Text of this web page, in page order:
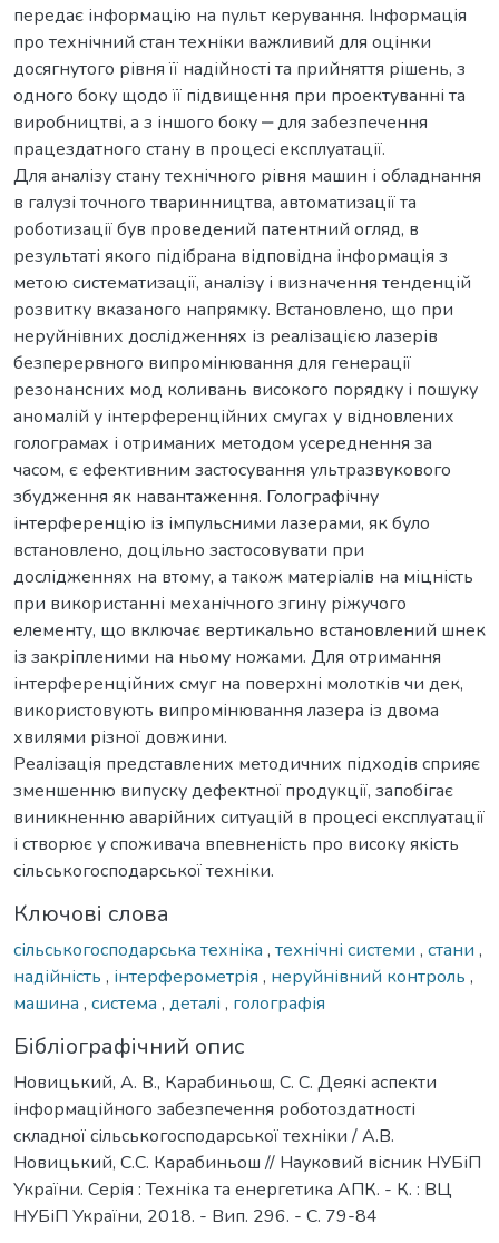
передає інформацію на пульт керування. Інформація
про технічний стан техніки важливий для оцінки
досягнутого рівня її надійності та прийняття рішень, з
одного боку щодо її підвищення при проектуванні та
виробництві, а з іншого боку ‒ для забезпечення
працездатного стану в процесі експлуатації.
Для аналізу стану технічного рівня машин і обладнання
в галузі точного тваринництва, автоматизації та
роботизації був проведений патентний огляд, в
результаті якого підібрана відповідна інформація з
метою систематизації, аналізу і визначення тенденцій
розвитку вказаного напрямку. Встановлено, що при
неруйнівних дослідженнях із реалізацією лазерів
безперервного випромінювання для генерації
резонансних мод коливань високого порядку і пошуку
аномалій у інтерференційних смугах у відновлених
голограмах і отриманих методом усереднення за
часом, є ефективним застосування ультразвукового
збудження як навантаження. Голографічну
інтерференцію із імпульсними лазерами, як було
встановлено, доцільно застосовувати при
дослідженнях на втому, а також матеріалів на міцність
при використанні механічного згину ріжучого
елементу, що включає вертикально встановлений шнек
із закріпленими на ньому ножами. Для отримання
інтерференційних смуг на поверхні молотків чи дек,
використовують випромінювання лазера із двома
хвилями різної довжини.
Реалізація представлених методичних підходів сприяє
зменшенню випуску дефектної продукції, запобігає
виникненню аварійних ситуацій в процесі експлуатації
і створює у споживача впевненість про високу якість
сільськогосподарської техніки.
Ключові слова
сільськогосподарська техніка , технічні системи , стани ,
надійність , інтерферометрія , неруйнівний контроль ,
машина , система , деталі , голографія
Бібліографічний опис
Новицький, А. В., Карабиньош, С. С. Деякі аспекти
інформаційного забезпечення роботоздатності
складної сільськогосподарської техніки / А.В.
Новицький, С.С. Карабиньош // Науковий вісник НУБіП
України. Серія : Техніка та енергетика АПК. - К. : ВЦ
НУБіП України, 2018. - Вип. 296. - С. 79-84